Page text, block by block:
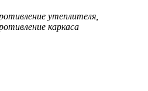
утеплителя,
каркаса